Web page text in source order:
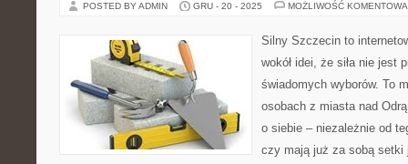
POSTED BY ADMIN GRU - 20 - 2025 MOŻLIWOŚĆ
Silny Szczecin to
wokół idei, że siła nie jest
świadomych wyborów. To
osobach z miasta nad
o siebie – niezależnie od
czy mają już za sobą setki